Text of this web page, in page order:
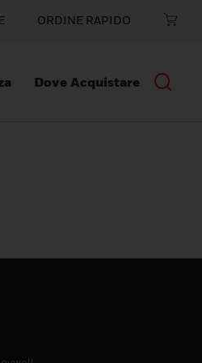
ORDINE RAPIDO
Dove Acquistare